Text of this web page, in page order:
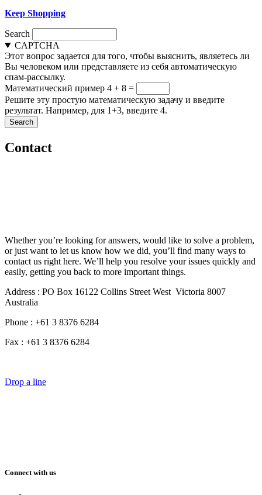
Keep Shopping
Search
CAPTCHA
Этот вопрос задается для того, чтобы выяснить, являетесь ли
Вы человеком или представляете из себя автоматическую
спам-рассылку.
Математический пример 4 + 8 =
Решите эту простую математическую задачу и введите
результат. Например, для 1+3, введите 4.
Contact
Whether you’re looking for answers, would like to solve a problem,
or just want to let us know how we did, you’ll find many ways to
contact us right here. We’ll help you resolve your issues quickly and
easily, getting you back to more important things.
Address : PO Box 16122 Collins Street West Victoria 8007
Australia
Phone : +61 3 8376 6284
Fax : +61 3 8376 6284
Drop a line
Connect with us